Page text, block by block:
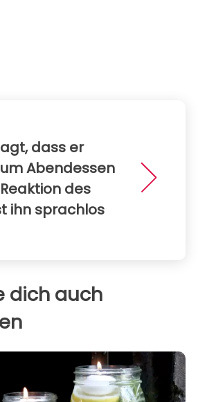
dass er
Abendessen
des
ihn sprachlos
dich auch